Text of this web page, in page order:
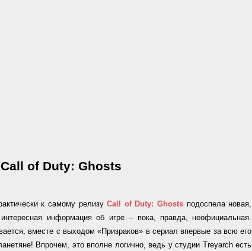
of Duty: Ghosts
к самому релизуCall of Duty:Ghosts подоспела новая,
информация об игре – пока, правда, неофициальная.
вместе с выходом «Призраков» в сериал впервые за всю его
Впрочем, это вполне логично, ведь у студии Treyarch есть